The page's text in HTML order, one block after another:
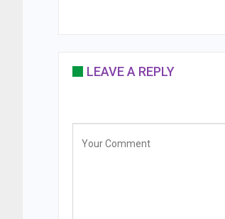
LEAVE A REPLY